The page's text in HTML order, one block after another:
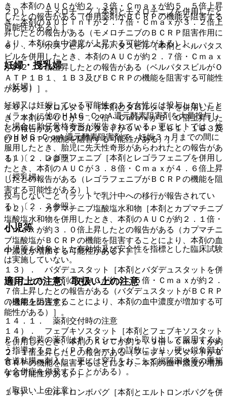
２０）． モメロチニブ［本剤とモメロチニブを併用したと
き、本剤のＡＵＣｉｎｆが２．７倍・Ｃｍａｘが３．２倍上
昇したとの報告がある（モメロチニブのＢＣＲＰ阻害作用に
より、本剤の血中濃度が上昇する可能性がある）］。
妊婦・授乳婦
（妊婦）
妊婦又は妊娠している可能性のある女性には投与しないこと
（ラットに他のＨＭＧ−ＣｏＡ還元酵素阻害剤を大量投与し
た場合に胎仔骨格奇形が報告されている。更にヒトでは、他
のＨＭＧ−ＣｏＡ還元酵素阻害剤で、妊娠３ヵ月までの間に
服用したとき、胎児に先天性奇形があらわれたとの報告があ
る）〔２．３参照〕。
（授乳婦）
投与しないこと（ラットで乳汁中への移行が報告されてい
る）〔２．３参照〕。
小児等
小児等を対象とした有効性及び安全性を指標とした臨床試験
は実施していない。
適用上の注意、取扱い上の注意
（適用上の注意）
１４．１． 薬剤交付時の注意
ＰＴＰ包装の薬剤はＰＴＰシートから取り出して服用するよ
う指導すること（ＰＴＰシートの誤飲により、硬い鋭角部が
食道粘膜へ刺入し、更には穿孔をおこして縦隔洞炎等の重篤
な合併症を併発することがある）。
（取扱い上の注意）
き、本剤のＡＵＣが約２．３倍・Ｃｍａｘが約５．５倍上昇
したとの報告がある（併用薬剤がＢＣＲＰの機能を阻害する
可能性がある）］。
９）． ソホスブビル・ベルパタスビル［本剤とベルパタス
ビルを併用したとき、本剤のＡＵＣが約２．７倍・Ｃｍａｘ
が約２．６倍上昇したとの報告がある（ベルパタスビルがＯ
ＡＴＰ１Ｂ１、１Ｂ３及びＢＣＲＰの機能を阻害する可能性
がある）］。
１０）． ダロルタミド［本剤とダロルタミドを併用したと
き、本剤のＡＵＣが５．２倍・Ｃｍａｘが５．０倍上昇した
との報告がある（ダロルタミドがＯＡＴＰ１Ｂ１、１Ｂ３及
びＢＣＲＰの機能を阻害する可能性がある）］。
１１）． レゴラフェニブ［本剤とレゴラフェニブを併用し
たとき、本剤のＡＵＣが３．８倍・Ｃｍａｘが４．６倍上昇
したとの報告がある（レゴラフェニブがＢＣＲＰの機能を阻
害する可能性がある）］。
１２）． カプマチニブ塩酸塩水和物［本剤とカプマチニブ
塩酸塩水和物を併用したとき、本剤のＡＵＣが約２．１倍・
Ｃｍａｘが約３．０倍上昇したとの報告がある（カプマチニ
ブ塩酸塩がＢＣＲＰの機能を阻害することにより、本剤の血
中濃度が増加する可能性がある）］。
１３）． バダデュスタット［本剤とバダデュスタットを併
用したとき、本剤のＡＵＣが約２．５倍・Ｃｍａｘが約２．
７倍上昇したとの報告がある（バダデュスタットがＢＣＲＰ
の機能を阻害することにより、本剤の血中濃度が増加する可
能性がある）］。
１４）． フェブキソスタット［本剤とフェブキソスタット
を併用したとき、本剤のＡＵＣが約１．９倍・Ｃｍａｘが約
２．１倍上昇したとの報告がある（フェブキソスタットがＢ
ＣＲＰの機能を阻害することにより、本剤の血中濃度が増加
する可能性がある）］。
１５）． エルトロンボパグ［本剤とエルトロンボパグを併